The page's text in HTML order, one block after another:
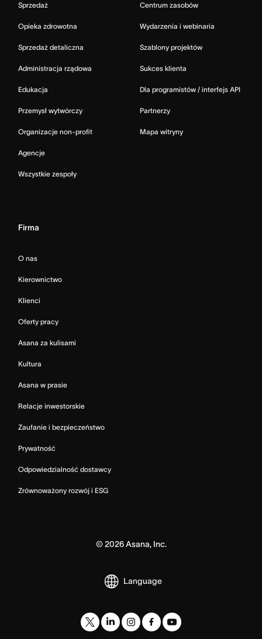
Sprzedaż
Opieka zdrowotna
Sprzedaż detaliczna
Administracja rządowa
Edukacja
Przemysł wytwórczy
Organizacje non-profit
Agencje
Wszystkie zespoły
Centrum zasobów
Wydarzenia i webinaria
Szablony projektów
Sukces klienta
Dla programistów / interfejs API
Partnerzy
Mapa witryny
Firma
O nas
Kierownictwo
Klienci
Oferty pracy
Asana za kulisami
Kultura
Asana w prasie
Relacje inwestorskie
Zaufanie i bezpieczeństwo
Prywatność
Odpowiedzialność dostawcy
Zrównoważony rozwój i ESG
© 2026Asana, Inc.
Language